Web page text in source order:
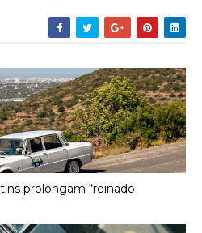
prolongam “reinado